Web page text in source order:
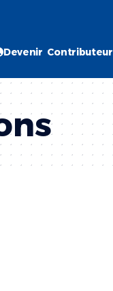
Devenir Contributeur